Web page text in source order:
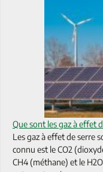
Que sont les gaz à effet
Les gaz à effet de serre
connu est le CO2
CH4 (méthane) et le